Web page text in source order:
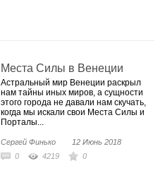
каком мире мы будем жить у
сегодня..."
Места Силы в Венеции
Астральный мир Венеции раскрыл
нам тайны иных миров, а сущности
этого города не давали нам скучать,
когда мы искали свои Места Силы и
Порталы...
Сергей Финько
12 Июнь 2018
0
4219 0